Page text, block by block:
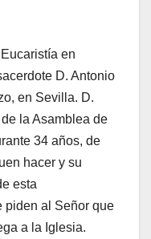
en
D. Antonio
en Sevilla. D.
la Asamblea de
34 años, de
hacer y su
esta
piden al Señor que
a la Iglesia.